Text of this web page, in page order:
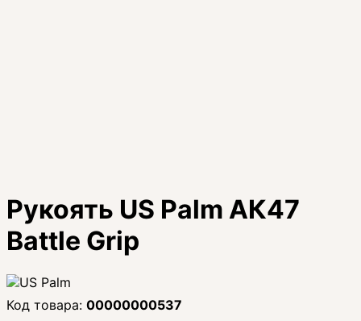
Рукоять US Palm АК47
Battle Grip
00000000537